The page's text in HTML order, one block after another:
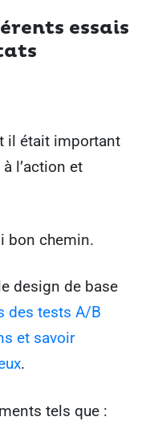
essais
il était important
l’action et
bon chemin.
design de base
des tests A/B
et savoir
.
tels que :